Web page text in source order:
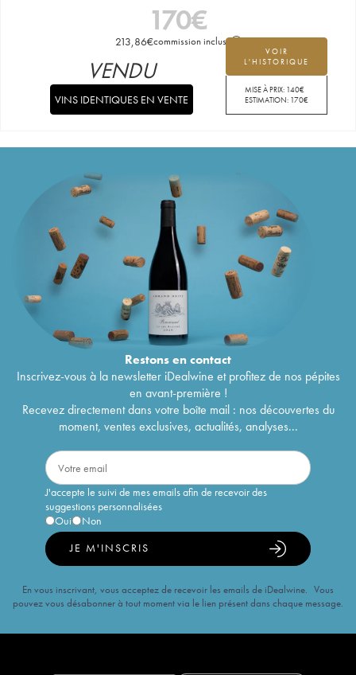
170€
213,86€commission incluse
VOIR
L'HISTORIQUE
MISE À PRIX: 140€
ESTIMATION: 170€
VENDU
VINS IDENTIQUES EN VENTE
Restons encontact
Inscrivez-vous à la newsletter iDealwine et profitez de nos pépites
en avant-première !
Recevez directement dans votre boîte mail : nos découvertes du
moment, ventes exclusives, actualités, analyses...
J'accepte le suivi de mes emails afin de recevoir des
suggestions personnalisées
Oui
Non
JE M'INSCRIS
En vous inscrivant, vous acceptez de recevoir les emails de iDealwine. Vous
pouvez vous désabonner à tout moment via le lien présent dans chaque message.